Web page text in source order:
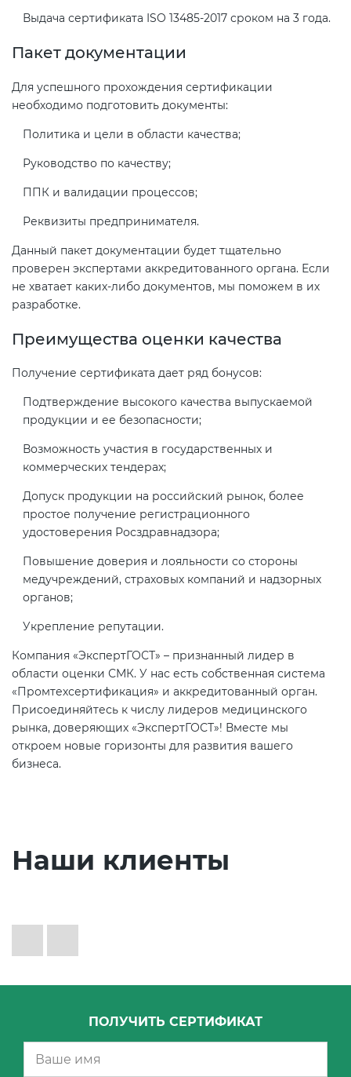
Выдача сертификата ISO 13485-2017 сроком на 3 года.
Пакет документации
Для успешного прохождения сертификации
необходимо подготовить документы:
Политика и цели в области качества;
Руководство по качеству;
ППК и валидации процессов;
Реквизиты предпринимателя.
Данный пакет документации будет тщательно
проверен экспертами аккредитованного органа. Если
не хватает каких-либо документов, мы поможем в их
разработке.
Преимущества оценки качества
Получение сертификата дает ряд бонусов:
Подтверждение высокого качества выпускаемой
продукции и ее безопасности;
Возможность участия в государственных и
коммерческих тендерах;
Допуск продукции на российский рынок, более
простое получение регистрационного
удостоверения Росздравнадзора;
Повышение доверия и лояльности со стороны
медучреждений, страховых компаний и надзорных
органов;
Укрепление репутации.
Компания «ЭкспертГОСТ» – признанный лидер в
области оценки СМК. У нас есть собственная система
«Промтехсертификация» и аккредитованный орган.
Присоединяйтесь к числу лидеров медицинского
рынка, доверяющих «ЭкспертГОСТ»! Вместе мы
откроем новые горизонты для развития вашего
бизнеса.
Наши клиенты
ПОЛУЧИТЬ СЕРТИФИКАТ
электромагнитной
(ТР ТС 007)
Сертификация товаров легкой
промышленности (ТР ТС 017)
оборудования (ТР ТС 010)
Сертификация средств
индивидуальной защиты (ТР ТС
019)
регламенты